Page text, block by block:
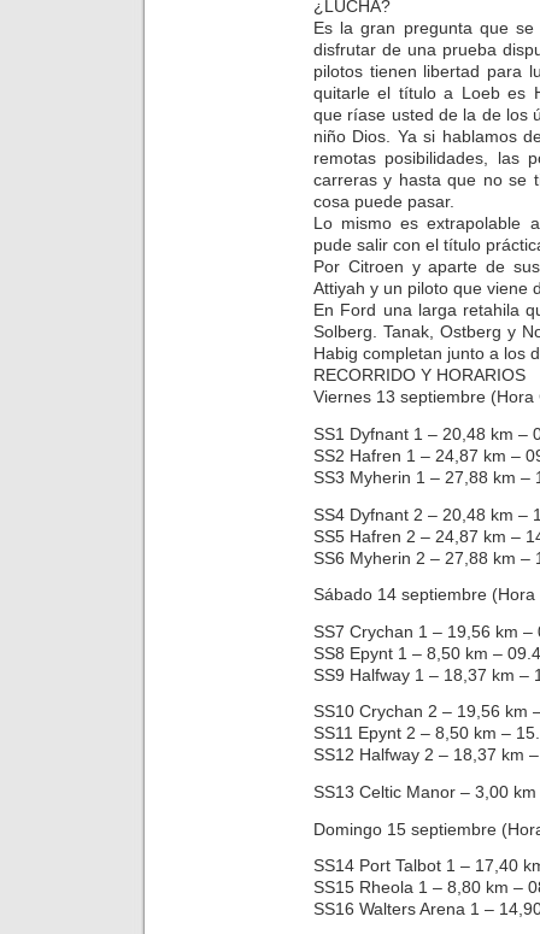
¿LUCHA?
Es la gran pregunta que
disfrutar de una prueba
pilotos tienen libertad para
quitarle el título a Loeb es
que ríase usted de la de los
niño Dios. Ya si hablamos
remotas posibilidades, las
carreras y hasta que no se
cosa puede pasar.
Lo mismo es extrapolable
pude salir con el título
Por Citroen y aparte de
Attiyah y un piloto que viene
En Ford una larga retahila
Solberg. Tanak, Ostberg y
Habig completan junto a los
RECORRIDO Y HORARIOS
Viernes 13 septiembre (Hora
SS1 Dyfnant 1 – 20,48 km –
SS2 Hafren 1 – 24,87 km –
SS3 Myherin 1 – 27,88 km –
SS4 Dyfnant 2 – 20,48 km –
SS5 Hafren 2 – 24,87 km –
SS6 Myherin 2 – 27,88 km –
Sábado 14 septiembre (Hora
SS7 Crychan 1 – 19,56 km –
SS8 Epynt 1 – 8,50 km –
SS9 Halfway 1 – 18,37 km –
SS10 Crychan 2 – 19,56 km
SS11 Epynt 2 – 8,50 km –
SS12 Halfway 2 – 18,37 km
SS13 Celtic Manor – 3,00
Domingo 15 septiembre
SS14 Port Talbot 1 – 17,40
SS15 Rheola 1 – 8,80 km –
SS16 Walters Arena 1 –